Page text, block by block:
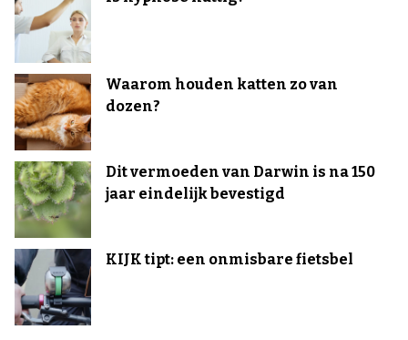
Waarom houden katten zo van
dozen?
Dit vermoeden van Darwin is na 150
jaar eindelijk bevestigd
KIJK tipt: een onmisbare fietsbel